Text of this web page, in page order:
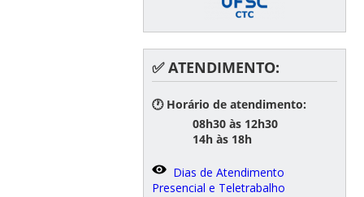
✅ ATENDIMENTO:
🕐 Horário de atendimento:
08h30 às 12h30
14h às 18h
Dias de Atendimento
Presencial e Teletrabalho